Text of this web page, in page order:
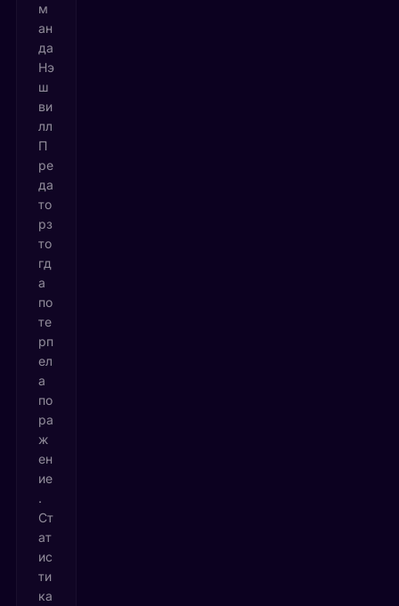
м
ан
да
Нэ
ш
ви
лл
П
ре
да
то
рз
то
гд
а
по
те
рп
ел
а
по
ра
ж
ен
ие
.
Ст
ат
ис
ти
ка